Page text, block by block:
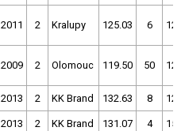
2011 2 Kralupy 125.03 6
2009 2 Olomouc 119.50 50
2013 2 KK Brand 132.63 8
2013 2 KK Brand 131.07 4